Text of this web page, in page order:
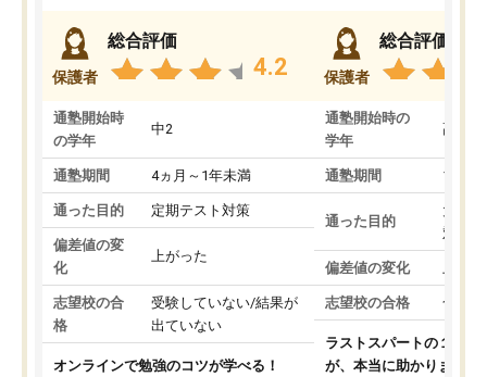
保護者
総合評価
4.2
通塾開始時
の学年
中2
通塾期間 4ヵ月～1年未満
通った目的 定期テスト対策
偏差値の変
化
上がった
志望校の合
格
受験していない/結果が
出ていない
オンラインで勉強のコツが学べる！
保護者
総合評価
通塾開始時の
学年
高3
通塾期間 1～3
通った目的
大学
対策
偏差値の変化
志望校の合格 合格
ラストスパートの１か月
が、本当に助かりました